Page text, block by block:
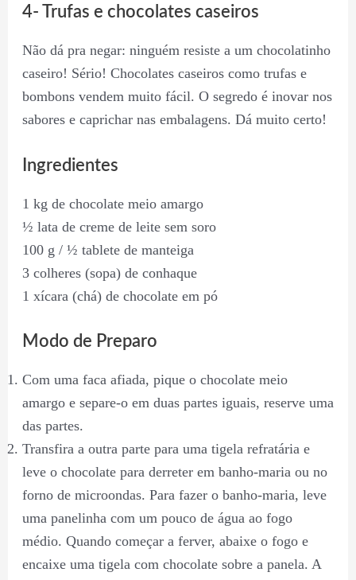
4- Trufas e chocolates caseiros
Não dá pra negar: ninguém resiste a um chocolatinho
caseiro! Sério! Chocolates caseiros como trufas e
bombons vendem muito fácil. O segredo é inovar nos
sabores e caprichar nas embalagens. Dá muito certo!
Ingredientes
1 kg de chocolate meio amargo
½ lata de creme de leite sem soro
100 g / ½ tablete de manteiga
3 colheres (sopa) de conhaque
1 xícara (chá) de chocolate em pó
Modo de Preparo
Com uma faca afiada, pique o chocolate meio
amargo e separe-o em duas partes iguais, reserve uma
das partes.
Transfira a outra parte para uma tigela refratária e
leve o chocolate para derreter em banho-maria ou no
forno de microondas. Para fazer o banho-maria, leve
uma panelinha com um pouco de água ao fogo
médio. Quando começar a ferver, abaixe o fogo e
encaixe uma tigela com chocolate sobre a panela. A